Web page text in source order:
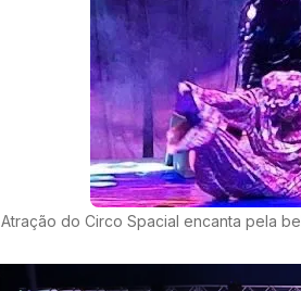
Atração do Circo Spacial encanta pela